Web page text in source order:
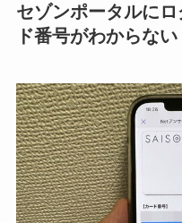
セゾンポータルに
ド番号がわからない